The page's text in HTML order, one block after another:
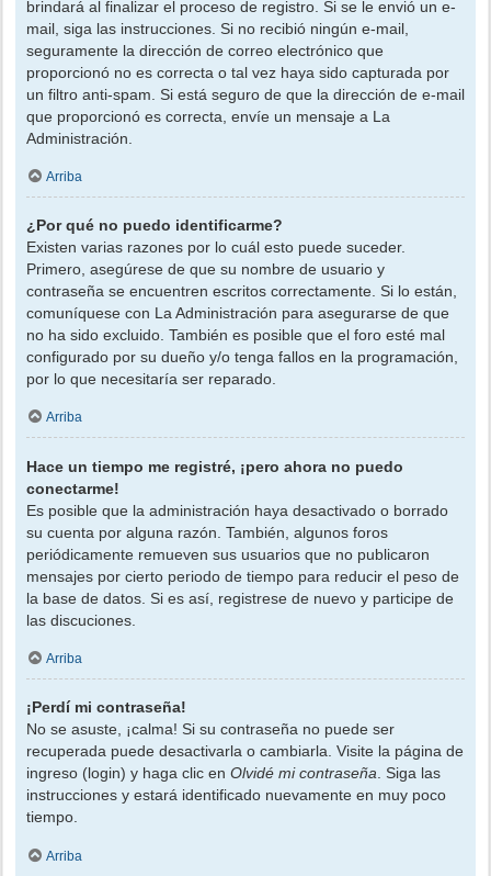
brindará al finalizar el proceso de registro. Si se le envió un e-
mail, siga las instrucciones. Si no recibió ningún e-mail,
seguramente la dirección de correo electrónico que
proporcionó no es correcta o tal vez haya sido capturada por
un filtro anti-spam. Si está seguro de que la dirección de e-mail
que proporcionó es correcta, envíe un mensaje a La
Administración.
Arriba
¿Por qué no puedo identificarme?
Existen varias razones por lo cuál esto puede suceder.
Primero, asegúrese de que su nombre de usuario y
contraseña se encuentren escritos correctamente. Si lo están,
comuníquese con La Administración para asegurarse de que
no ha sido excluido. También es posible que el foro esté mal
configurado por su dueño y/o tenga fallos en la programación,
por lo que necesitaría ser reparado.
Arriba
Hace un tiempo me registré, ¡pero ahora no puedo
conectarme!
Es posible que la administración haya desactivado o borrado
su cuenta por alguna razón. También, algunos foros
periódicamente remueven sus usuarios que no publicaron
mensajes por cierto periodo de tiempo para reducir el peso de
la base de datos. Si es así, registrese de nuevo y participe de
las discuciones.
Arriba
¡Perdí mi contraseña!
No se asuste, ¡calma! Si su contraseña no puede ser
recuperada puede desactivarla o cambiarla. Visite la página de
ingreso (login) y haga clic en Olvidé mi contraseña. Siga las
instrucciones y estará identificado nuevamente en muy poco
tiempo.
Arriba